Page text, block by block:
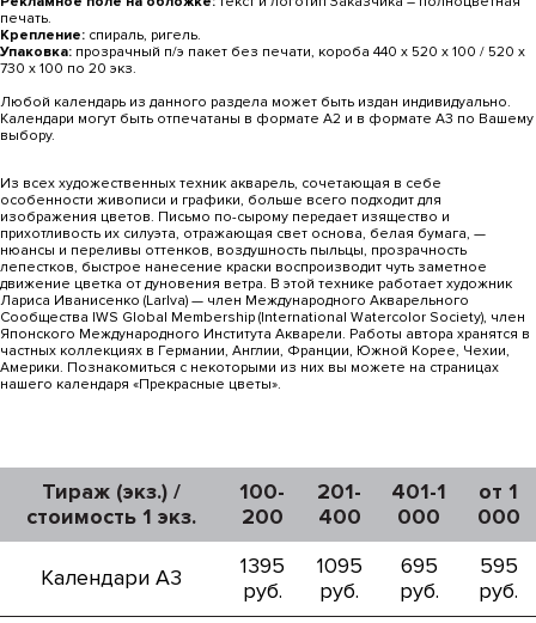
печать.
Крепление: спираль, ригель.
Упаковка: прозрачный п/э пакет без печати, короба 440 х 520 х 100 / 520 х
730 х 100 по 20 экз.
Любой календарь из данного раздела может быть издан индивидуально.
Календари могут быть отпечатаны в формате А2 и в формате А3 по Вашему
выбору.
Из всех художественных техник акварель, сочетающая в себе
особенности живописи и графики, больше всего подходит для
изображения цветов. Письмо по-сырому передает изящество и
прихотливость их силуэта, отражающая свет основа, белая бумага, —
нюансы и переливы оттенков, воздушность пыльцы, прозрачность
лепестков, быстрое нанесение краски воспроизводит чуть заметное
движение цветка от дуновения ветра. В этой технике работает художник
Лариса Иванисенко (LarIva) — член Международного Акварельного
Сообщества IWS Global Membership (International Watercolor Society), член
Японского Международного Института Акварели. Работы автора хранятся в
частных коллекциях в Германии, Англии, Франции, Южной Корее, Чехии,
Америки. Познакомиться с некоторыми из них вы можете на страницах
нашего календаря «Прекрасные цветы».
Тираж (экз.) /
стоимость 1 экз.
100-
200
201-
400
401-1
000
от 1
000
Календари А3
1395
руб.
1095
руб.
695
руб.
595
руб.